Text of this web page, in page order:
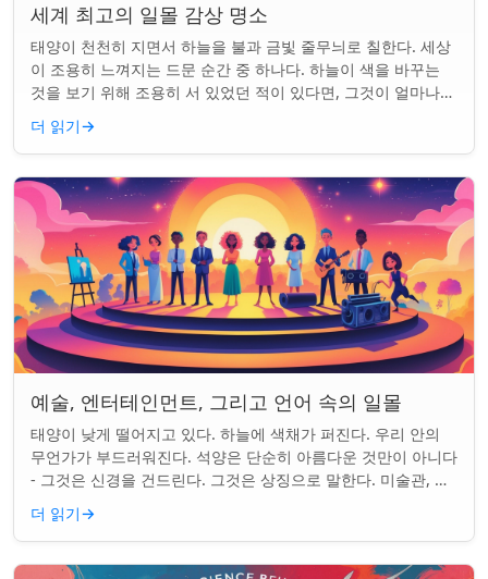
세계 최고의 일몰 감상 명소
태양이 천천히 지면서 하늘을 불과 금빛 줄무늬로 칠한다. 세상
이 조용히 느껴지는 드문 순간 중 하나다. 하늘이 색을 바꾸는
것을 보기 위해 조용히 서 있었던 적이 있다면, 그것이 얼마나
마법 같은 일인지 알 것이다....
더 읽기→
예술, 엔터테인먼트, 그리고 언어 속의 일몰
태양이 낮게 떨어지고 있다. 하늘에 색채가 퍼진다. 우리 안의
무언가가 부드러워진다. 석양은 단순히 아름다운 것만이 아니다
- 그것은 신경을 건드린다. 그것은 상징으로 말한다. 미술관, 화
면, 그리고 우리가 말하는 ...
더 읽기→